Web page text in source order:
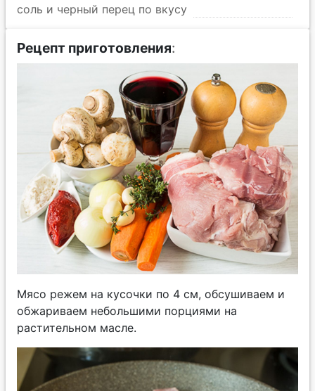
соль и черный перец по вкусу
Рецепт приготовления:
Мясо режем на кусочки по 4 см, обсушиваем и
обжариваем небольшими порциями на
растительном масле.